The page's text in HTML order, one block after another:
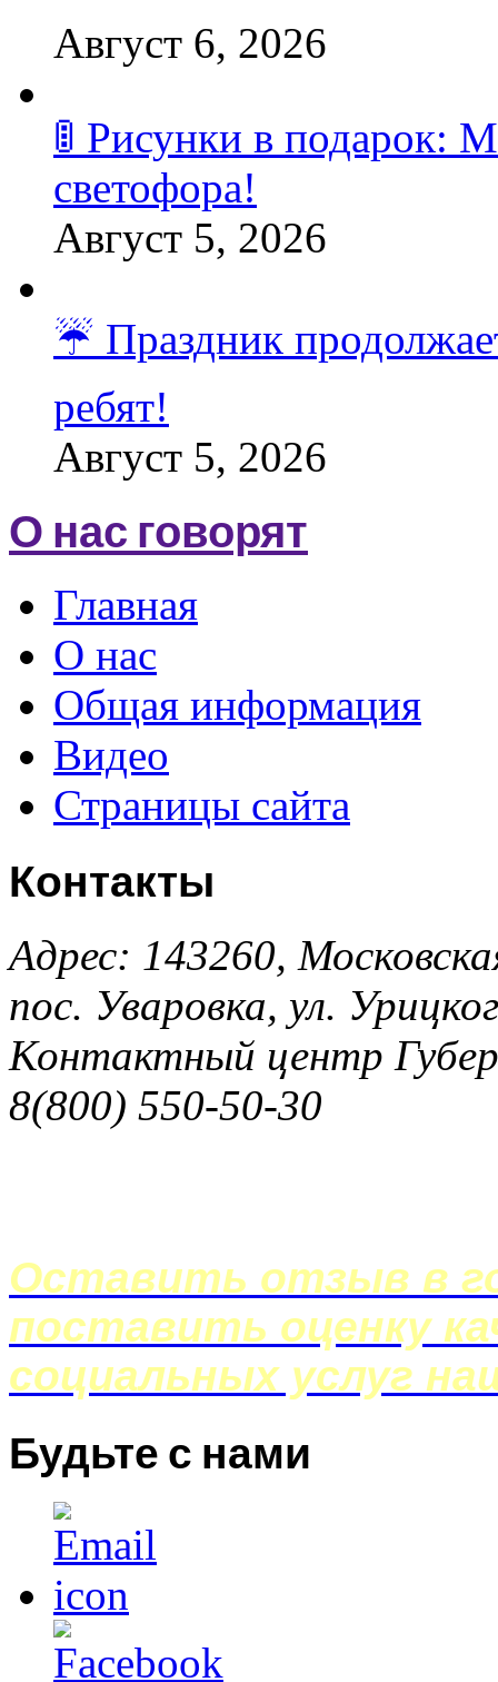
Август 6, 2026
🚦 Рисунки в подарок:
светофора!
Август 5, 2026
☔️ Праздник
ребят!
Август 5, 2026
О нас говорят
Главная
О нас
Общая информация
Видео
Страницы сайта
Контакты
Адрес: 143260,
пос. Уваровка, ул.
Контактный центр
8(800) 550-50-30
Оставить отзыв в
поставить оценку
социальных услуг
Будьте с нами